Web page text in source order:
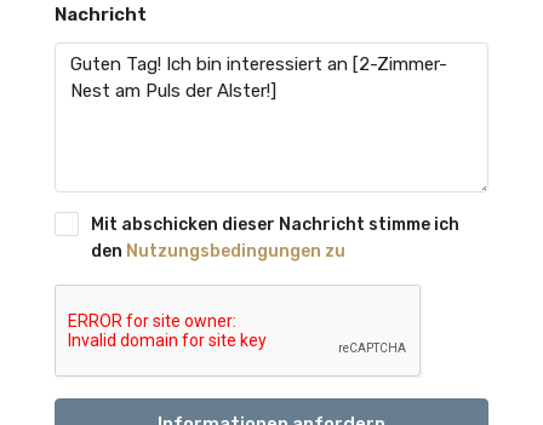
Nachricht
Mit abschicken dieser Nachricht stimme ich
den Nutzungsbedingungen zu